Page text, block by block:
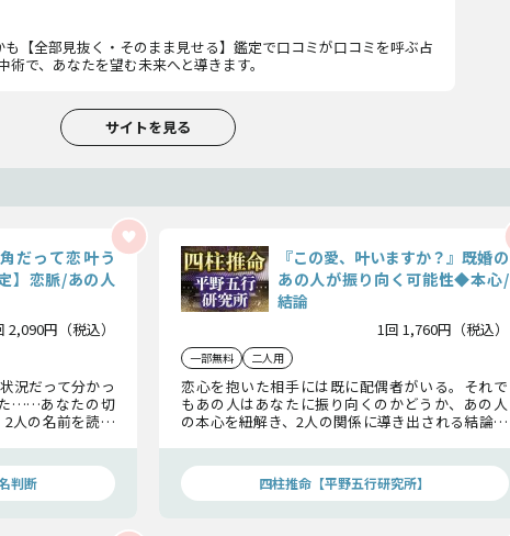
【全部見抜く・そのまま見せる】鑑定で口コミが口コミを呼ぶ占
術で、あなたを望む未来へと導きます。
サイトを見る
だって恋叶う
】恋脈/あの人
2,090円（税込）
況だって分かっ
……あなたの切
人の名前を読み
判断
『この愛、叶いますか？』既婚の
あの人が振り向く可能性◆本心/
結論
1回 1,760円（税込）
一部無料 二人用
恋心を抱いた相手には既に配偶者がいる。それで
もあの人はあなたに振り向くのかどうか、あの人
の本心を紐解き、2人の関係に導き出される結論に
四柱推命【平野五行研究所】